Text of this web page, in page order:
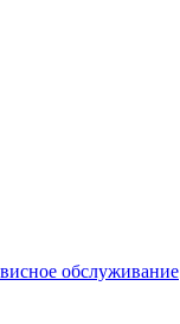
обслуживание